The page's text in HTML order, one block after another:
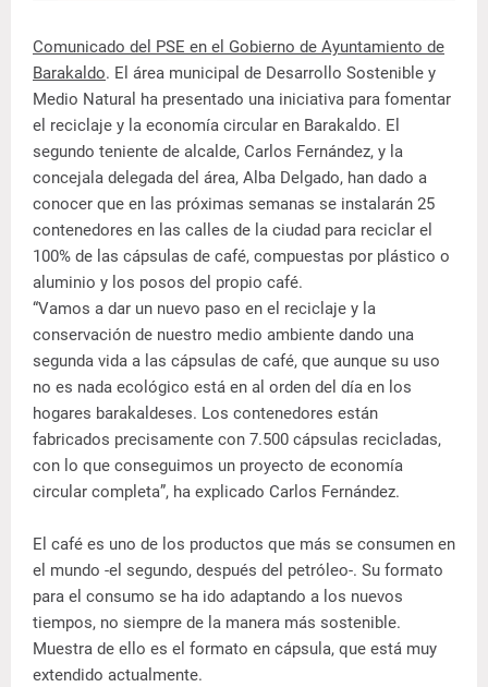
Comunicado del PSE en el Gobierno de Ayuntamiento de
Barakaldo. El área municipal de Desarrollo Sostenible y
Medio Natural ha presentado una iniciativa para fomentar
el reciclaje y la economía circular en Barakaldo. El
segundo teniente de alcalde, Carlos Fernández, y la
concejala delegada del área, Alba Delgado, han dado a
conocer que en las próximas semanas se instalarán 25
contenedores en las calles de la ciudad para reciclar el
100% de las cápsulas de café, compuestas por plástico o
aluminio y los posos del propio café.
“Vamos a dar un nuevo paso en el reciclaje y la
conservación de nuestro medio ambiente dando una
segunda vida a las cápsulas de café, que aunque su uso
no es nada ecológico está en al orden del día en los
hogares barakaldeses. Los contenedores están
fabricados precisamente con 7.500 cápsulas recicladas,
con lo que conseguimos un proyecto de economía
circular completa”, ha explicado Carlos Fernández.
El café es uno de los productos que más se consumen en
el mundo -el segundo, después del petróleo-. Su formato
para el consumo se ha ido adaptando a los nuevos
tiempos, no siempre de la manera más sostenible.
Muestra de ello es el formato en cápsula, que está muy
extendido actualmente.